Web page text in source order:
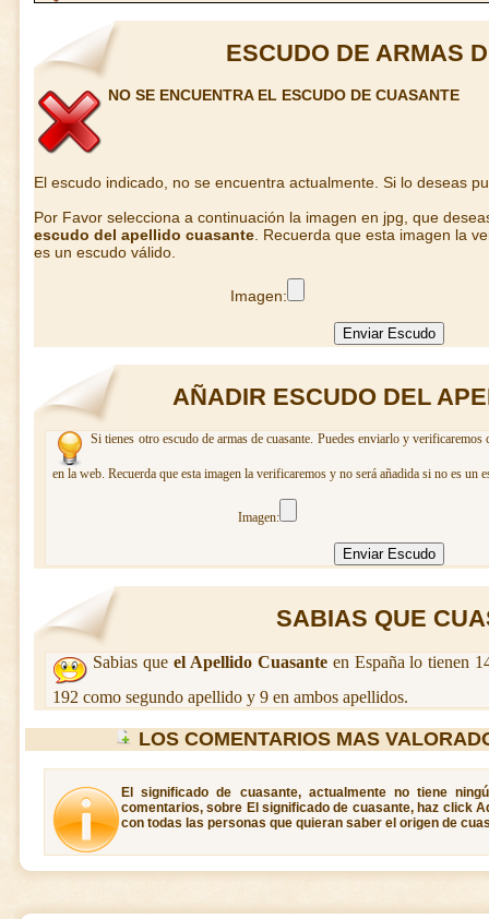
ESCUDO DE ARMAS
NO SE ENCUENTRA EL ESCUDO DE CUASANTE
El escudo indicado, no se encuentra actualmente. Si lo deseas
Por Favor selecciona a continuación la imagen en jpg, que
escudo del apellido cuasante . Recuerda que esta imagen la
es un escudo válido.
Imagen:
AÑADIR ESCUDO DEL
Si tienes otro escudo de armas de cuasante. Puedes enviarlo y
en la web. Recuerda que esta imagen la verificaremos y no será añadida si no es un
Imagen:
SABIAS QUE
Sabias que el Apellido Cuasanteen España lo tienen
192 como segundo apellido y 9 en ambos apellidos.
LOS COMENTARIOS MAS
El significado de cuasante, actualmente no tiene
comentarios, sobre El significado de cuasante, haz click
con todas las personas que quieran saber el origen de